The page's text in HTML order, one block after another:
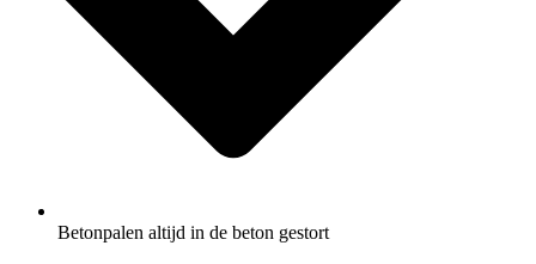
Betonpalen altijd in de beton gestort